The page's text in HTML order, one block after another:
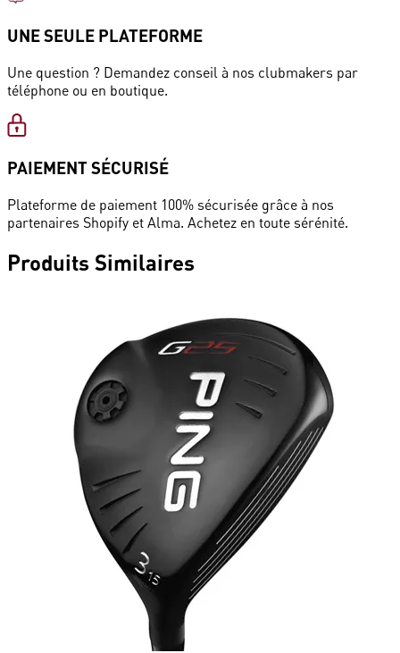
UNE SEULE PLATEFORME
Une question ? Demandez conseil à nos clubmakers par
téléphone ou en boutique.
PAIEMENT SÉCURISÉ
Plateforme de paiement 100% sécurisée grâce à nos
partenaires Shopify et Alma. Achetez en toute sérénité.
Produits Similaires